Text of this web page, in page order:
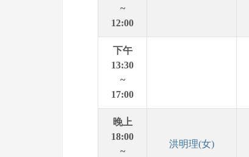
~
12:00
下午
13:30
~
17:00
晚上
18:00
~
洪明理(女)